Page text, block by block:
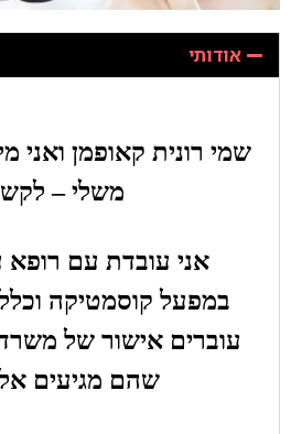
אודותי
שמי רונית קאופמן ואני
משלי –
אני עובדת עם רופא
במפעל קוסמטיקה
עוברים אישור של
שהם מגיעים